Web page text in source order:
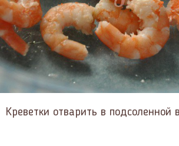
Креветки отварить в подсоленной